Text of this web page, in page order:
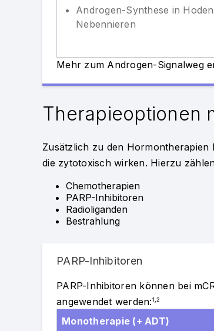
Androgen-Synthese in
Nebennieren
Mehr zum Androgen-Signalweg
Therapieoptionen
Zusätzlich zu den Hormontherapien
die zytotoxisch wirken. Hierzu
Chemotherapien
PARP-Inhibitoren
Radioliganden
Bestrahlung
PARP-Inhibitoren
PARP-Inhibitoren können bei
angewendet werden:1,2
Monotherapie (+ ADT)